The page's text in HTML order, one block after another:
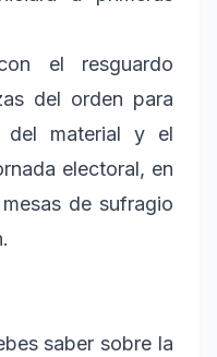
el resguardo
del orden para
del material y el
electoral, en
de sufragio
saber sobre la